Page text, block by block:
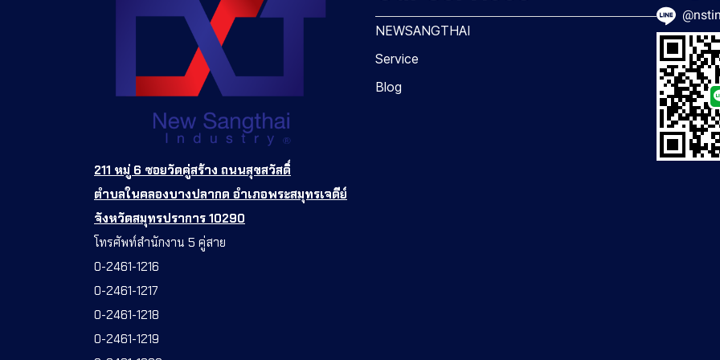
211 หมู่ 6 ซอยวัดคู่สร้าง ถนนสุขสวัสดิ์
ตำบลในคลองบางปลากด อำเภอพระสมุทรเจดีย์
จังหวัดสมุทรปราการ 10290
โทรศัพท์สำนักงาน 5 คู่สาย
0-2461-1216
0-2461-1217
0-2461-1218
0-2461-1219
NEWSANGTHAI
Service
Blog